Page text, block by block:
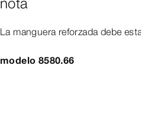
La manguera reforzada debe
modelo 8580.66